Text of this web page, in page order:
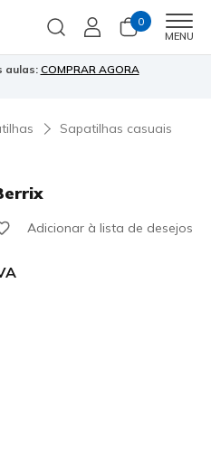
0
MENU
para membrosInscreve-te
Sapatilhas casuais
Adicionar à lista de desejos